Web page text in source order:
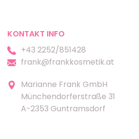
KONTAKT INFO
+43 2252/851428
frank@frankkosmetik.at
Marianne Frank GmbH
Münchendorferstraße 31
A-2353 Guntramsdorf